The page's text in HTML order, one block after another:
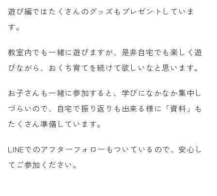
成人矯正
お電話でのご予約・ご相談
遊び編ではたくさんのグッズもプレゼントしていま
す。
教室内でも一緒に遊びますが、是非自宅でも楽しく遊
びながら、おくち育てを続けて欲しいなと思います。
お子さんも一緒に参加すると、学びになかなか集中し
づらいので、自宅で振り返りも出来る様に「資料」も
たくさん準備しています。
LINEでのアフターフォローもついているので、安心し
てご参加ください。